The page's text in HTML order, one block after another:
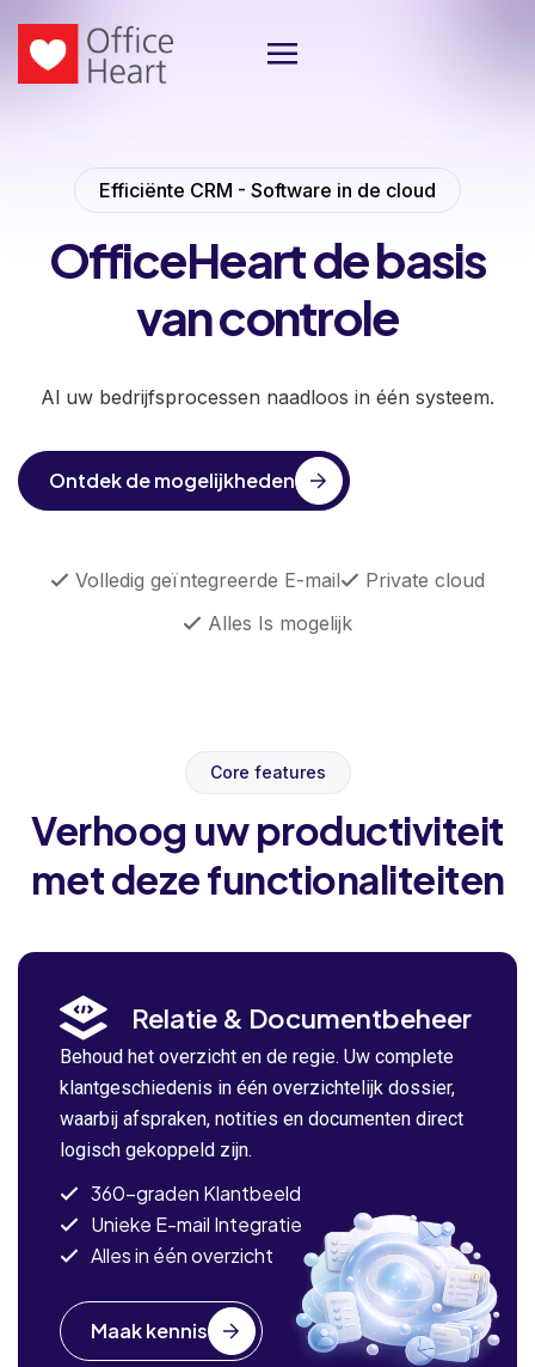
Efficiënte CRM - Software in de cloud
OfficeHeartde basis
van controle
Al uw bedrijfsprocessen naadloos in één systeem.
Ontdek de mogelijkheden
Volledig geïntegreerde E-mail
Private cloud
Alles Is mogelijk
Core features
Verhoog uw productiviteit
met deze functionaliteiten
Relatie & Documentbeheer
Behoud het overzicht en de regie. Uw complete
klantgeschiedenis in één overzichtelijk dossier,
waarbij afspraken, notities en documenten direct
logisch gekoppeld zijn.
360-graden Klantbeeld
Unieke E-mail Integratie
Alles in één overzicht
Maak kennis